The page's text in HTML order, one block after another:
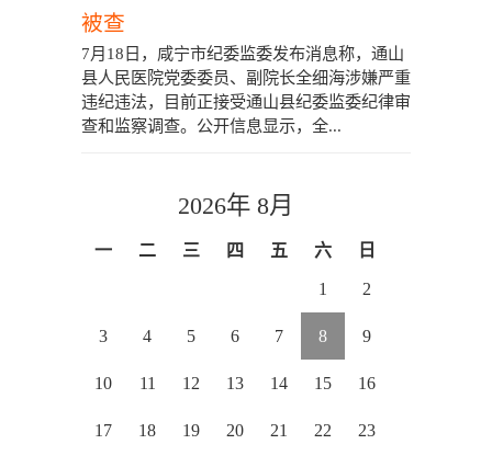
被查
7月18日，咸宁市纪委监委发布消息称，通山
县人民医院党委委员、副院长全细海涉嫌严重
违纪违法，目前正接受通山县纪委监委纪律审
查和监察调查。公开信息显示，全...
2026年 8月
一 二 三 四 五 六 日
1 2
3 4 5 6 7 8 9
10 11 12 13 14 15 16
17 18 19 20 21 22 23